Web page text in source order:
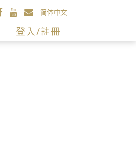
简体中文
登入/註冊